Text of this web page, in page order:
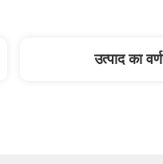
उत्पाद का